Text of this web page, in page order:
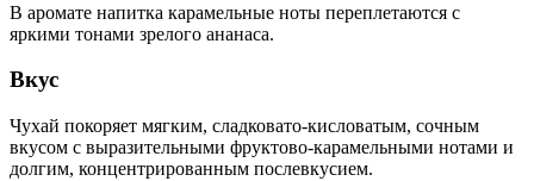
В аромате напитка карамельные ноты переплетаются с
яркими тонами зрелого ананаса.
Вкус
Чухай покоряет мягким, сладковато-кисловатым, сочным
вкусом с выразительными фруктово-карамельными нотами и
долгим, концентрированным послевкусием.